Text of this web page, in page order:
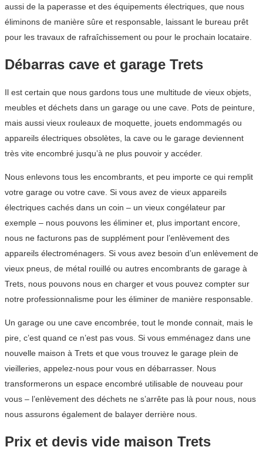
aussi de la paperasse et des équipements électriques, que nous
éliminons de manière sûre et responsable, laissant le bureau prêt
pour les travaux de rafraîchissement ou pour le prochain locataire.
Débarras cave et garage Trets
Il est certain que nous gardons tous une multitude de vieux objets,
meubles et déchets dans un garage ou une cave. Pots de peinture,
mais aussi vieux rouleaux de moquette, jouets endommagés ou
appareils électriques obsolètes, la cave ou le garage deviennent
très vite encombré jusqu’à ne plus pouvoir y accéder.
Nous enlevons tous les encombrants, et peu importe ce qui remplit
votre garage ou votre cave. Si vous avez de vieux appareils
électriques cachés dans un coin – un vieux congélateur par
exemple – nous pouvons les éliminer et, plus important encore,
nous ne facturons pas de supplément pour l’enlèvement des
appareils électroménagers. Si vous avez besoin d’un enlèvement de
vieux pneus, de métal rouillé ou autres encombrants de garage à
Trets, nous pouvons nous en charger et vous pouvez compter sur
notre professionnalisme pour les éliminer de manière responsable.
Un garage ou une cave encombrée, tout le monde connait, mais le
pire, c’est quand ce n’est pas vous. Si vous emménagez dans une
nouvelle maison à Trets et que vous trouvez le garage plein de
vieilleries, appelez-nous pour vous en débarrasser. Nous
transformerons un espace encombré utilisable de nouveau pour
vous – l’enlèvement des déchets ne s’arrête pas là pour nous, nous
nous assurons également de balayer derrière nous.
Prix et devis vide maison Trets